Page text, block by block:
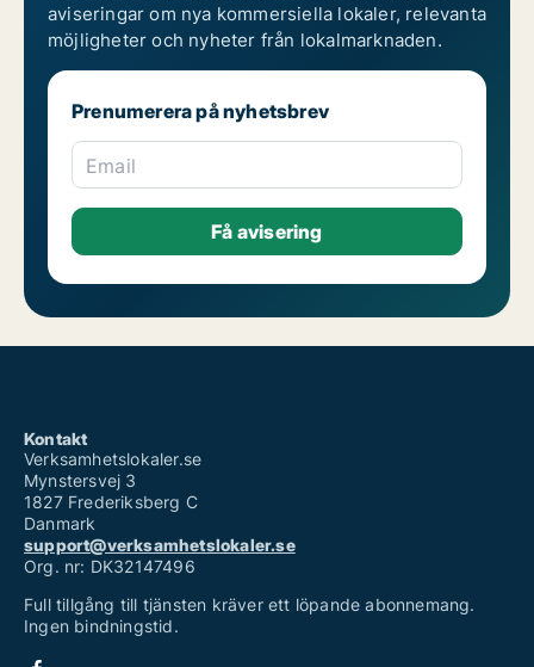
aviseringar om nya kommersiella lokaler, relevanta
möjligheter och nyheter från lokalmarknaden.
Prenumerera på nyhetsbrev
Email
Kontakt
Verksamhetslokaler.se
Mynstersvej 3
1827 Frederiksberg C
Danmark
support@verksamhetslokaler.se
Org. nr: DK32147496
Full tillgång till tjänsten kräver ett löpande abonnemang.
Ingen bindningstid.